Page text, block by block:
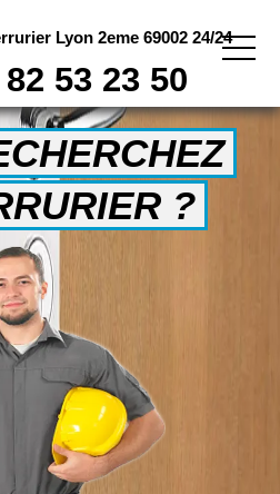
Lyon 2eme 69002 24/24
53 23 50
?